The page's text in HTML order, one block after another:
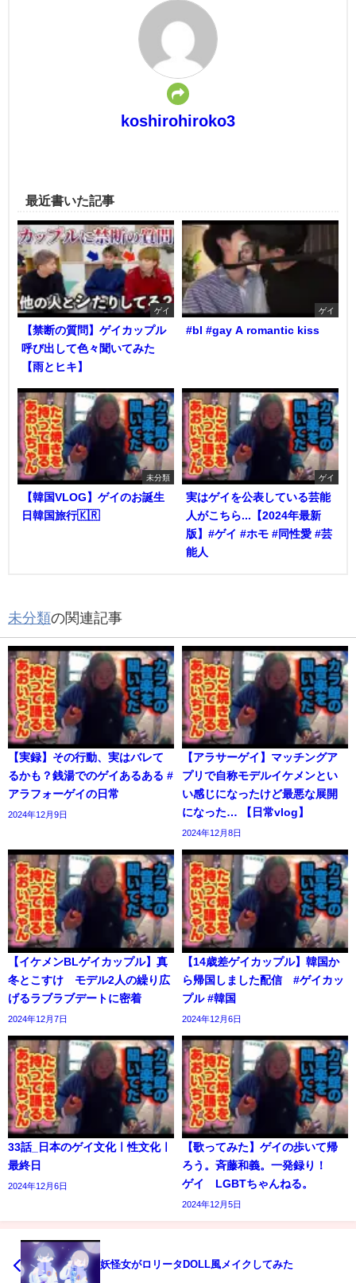
koshirohiroko3
最近書いた記事
ゲイ
【禁断の質問】ゲイカップル
呼び出して色々聞いてみた
【雨とヒキ】
ゲイ
#bl #gay A romantic kiss
未分類
【韓国VLOG】ゲイのお誕生
日韓国旅行🇰🇷
ゲイ
実はゲイを公表している芸能
人がこちら...【2024年最新
版】#ゲイ #ホモ #同性愛 #芸
能人
未分類の関連記事
【実録】その行動、実はバレて
るかも？銭湯でのゲイあるある #
アラフォーゲイの日常
2024年12月9日
【アラサーゲイ】マッチングア
プリで自称モデルイケメンとい
い感じになったけど最悪な展開
になった… 【日常vlog】
2024年12月8日
【イケメンBLゲイカップル】真
冬とこすけ モデル2人の繰り広
げるラブラブデートに密着
2024年12月7日
【14歳差ゲイカップル】韓国か
ら帰国しました配信 #ゲイカッ
プル #韓国
2024年12月6日
33話_日本のゲイ文化ㅣ性文化ㅣ
最終日
2024年12月6日
【歌ってみた】ゲイの歩いて帰
ろう。斉藤和義。一発録り！
ゲイ LGBTちゃんねる。
2024年12月5日
妖怪女がロリータDOLL風メイクしてみた